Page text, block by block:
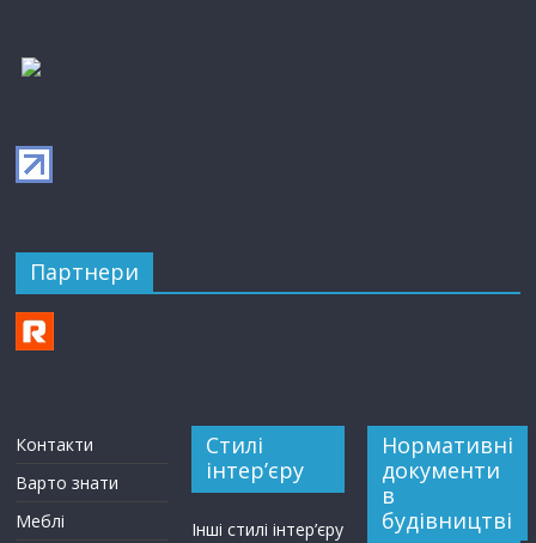
Партнери
Контакти
Варто знати
Меблі
Стилі
інтер’єру
Інші стилі інтер’єру
Нормативні
документи
в
будівництві